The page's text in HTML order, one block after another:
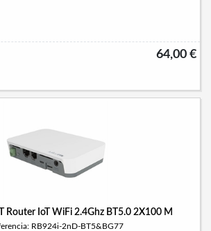
64,00 €
Router IoT WiFi 2.4Ghz BT5.0 2X100 M
RB924i-2nD-BT5&BG77